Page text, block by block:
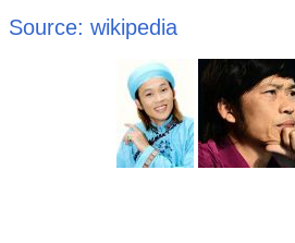
Source: wikipedia